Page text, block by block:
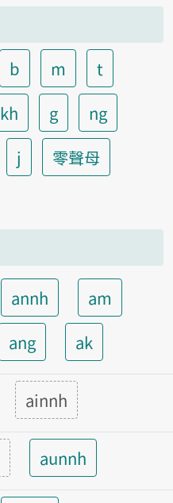
b m
t
kh g
ng
j
零聲母
annh
am
ang ak
ainnh
aunnh